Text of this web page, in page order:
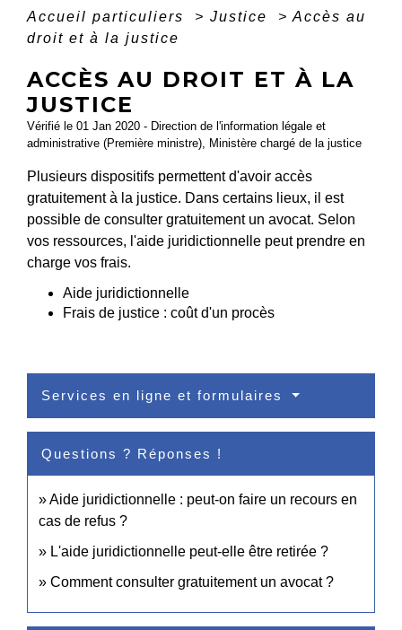
Accueil particuliers > Justice > Accès au
droit et à la justice
ACCÈS AU DROIT ET À LA
JUSTICE
Vérifié le 01 Jan 2020 - Direction de l'information légale et
administrative (Première ministre), Ministère chargé de la justice
Plusieurs dispositifs permettent d'avoir accès
gratuitement à la justice. Dans certains lieux, il est
possible de consulter gratuitement un avocat. Selon
vos ressources, l'aide juridictionnelle peut prendre en
charge vos frais.
Aide juridictionnelle
Frais de justice : coût d'un procès
Services en ligne et formulaires
Questions ? Réponses !
Aide juridictionnelle : peut-on faire un recours en
cas de refus ?
L'aide juridictionnelle peut-elle être retirée ?
Comment consulter gratuitement un avocat ?